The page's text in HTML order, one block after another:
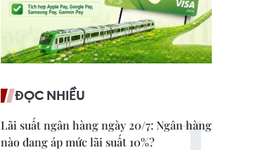
ĐỌC NHIỀU
Lãi suất ngân hàng ngày 20/7: Ngân hàng
nào đang áp mức lãi suất 10%?